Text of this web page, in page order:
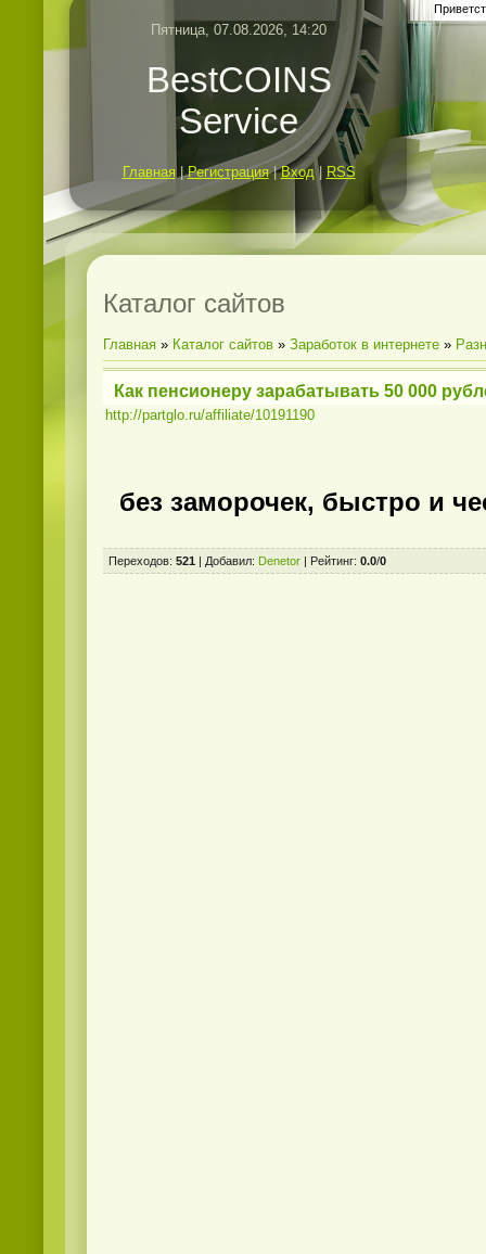
Пятница, 07.08.2026, 14:20
BestCOINS
Service
Главная |Регистрация|Вход| RSS
Каталог сайтов
Главная » Каталог сайтов » Заработок в интернете »
Как пенсионеру зарабатывать 50 000
http://partglo.ru/affiliate/10191190
без заморочек, быстро и
Переходов: 521 Добавил: Denetor Рейтинг: 0.0/0